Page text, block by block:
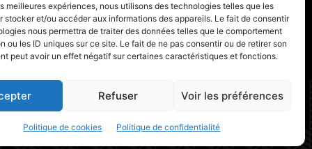
meilleures expériences, nous utilisons des technologies telles que les
stocker et/ou accéder aux informations des appareils. Le fait de consentir
nous permettra de traiter des données telles que le comportement
ou les ID uniques sur ce site. Le fait de ne pas consentir ou de retirer son
peut avoir un effet négatif sur certaines caractéristiques et fonctions.
Refuser Voir les préférences
Politique de cookies Politique de confidentialité
la sécurité de Chrome : 5
sur le futur de votre
IA
Robotique
Espace
PC & Composants Gaming